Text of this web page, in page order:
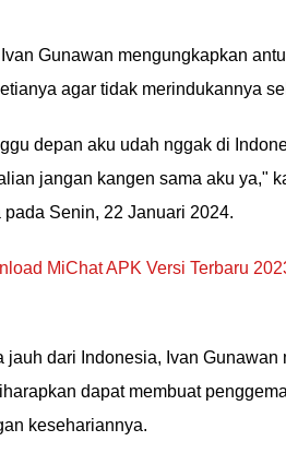
Gunawan mengungkapkan
agar tidak merindukannya
depan aku udah nggak di
jangan kangen sama aku ya,"
Senin, 22 Januari 2024.
MiChat APK Versi Terbaru
jauh dari Indonesia, Ivan
dapat membuat
kesehariannya.